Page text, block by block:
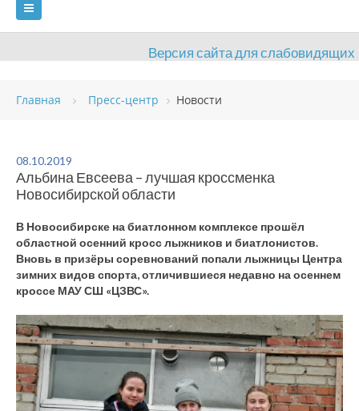
Версия сайта для слабовидящих
ГЛАВНАЯ
ВИДЫ СПОРТА
ОБЪЕКТЫ ДОКУМЕНТЫ
ОЦЕНКА КАЧЕСТВА ОБРАЗОВАНИЯ ВАКАНСИИ
ПЛАТНЫЕ УСЛУГИ КОНТАКТЫ
Главная Пресс-центр Новости
08.10.2019
Альбина Евсеева – лучшая кроссменка
Новосибирской области
В Новосибирске на биатлонном комплексе прошёл
областной осенний кросс лыжников и биатлонистов.
Вновь в призёры соревнований попали лыжницы Центра
зимних видов спорта, отличившиеся недавно на осеннем
кроссе МАУ СШ «ЦЗВС».